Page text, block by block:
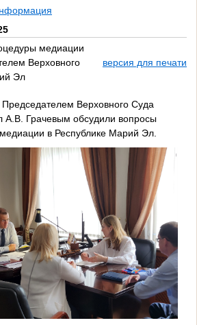
медиации
Верховного
Эл
версия для печати
Председателем Верховного Суда
А.В. Грачевым обсудили вопросы
в Республике Марий Эл.